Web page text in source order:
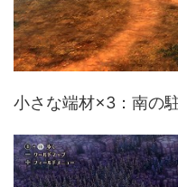
小さな端材×3：南の